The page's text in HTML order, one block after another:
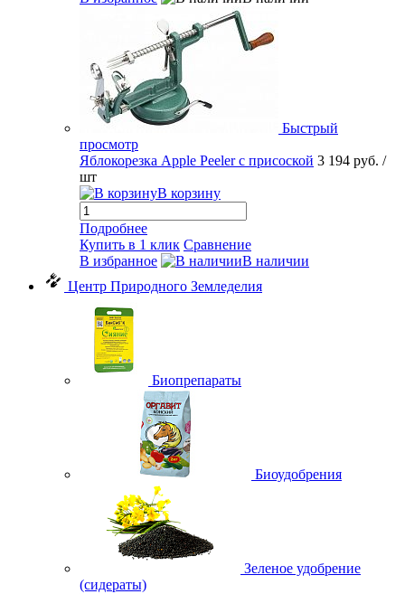
Быстрый
просмотр
Яблокорезка Apple Peeler с присоской 3 194 руб. /
шт
В корзину
Подробнее
Купить в 1 клик Сравнение
В избранное
В наличии
Центр Природного Земледелия
Биопрепараты
Биоудобрения
Зеленое удобрение
(сидераты)